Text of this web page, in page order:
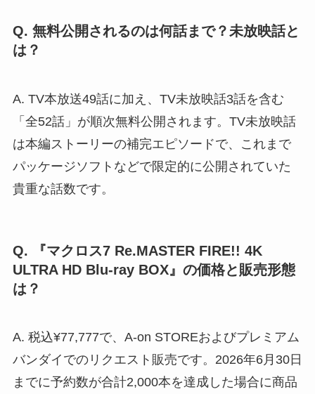
Q. 無料公開されるのは何話まで？未放映話と
は？
A. TV本放送49話に加え、TV未放映話3話を含む
「全52話」が順次無料公開されます。TV未放映話
は本編ストーリーの補完エピソードで、これまで
パッケージソフトなどで限定的に公開されていた
貴重な話数です。
Q. 『マクロス7 Re.MASTER FIRE!! 4K
ULTRA HD Blu-ray BOX』の価格と販売形態
は？
A. 税込¥77,777で、A-on STOREおよびプレミアム
バンダイでのリクエスト販売です。2026年6月30日
までに予約数が合計2,000本を達成した場合に商品